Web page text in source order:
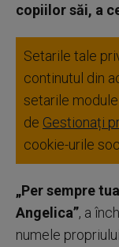
copiilor săi, a
Setarile tale
continutul din
setarile
de Gestionați
cookie-urile
„Per sempre
Angelica”, a
numele